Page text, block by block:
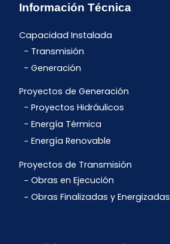
Información Técnica
Capacidad Instalada
Transmisión
Generación
Proyectos de Generación
Proyectos Hidráulicos
Energía Térmica
Energía Renovable
Proyectos de Transmisión
Obras en Ejecución
Obras Finalizadas y Energizadas